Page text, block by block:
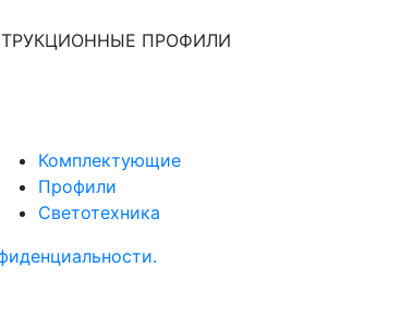
ПРОФИЛИ
Комплектующие
Профили
Светотехника